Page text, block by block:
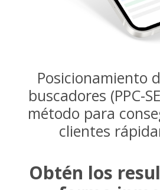
Posicionamiento
buscadores (PPC-
método para
clientes
Obtén los